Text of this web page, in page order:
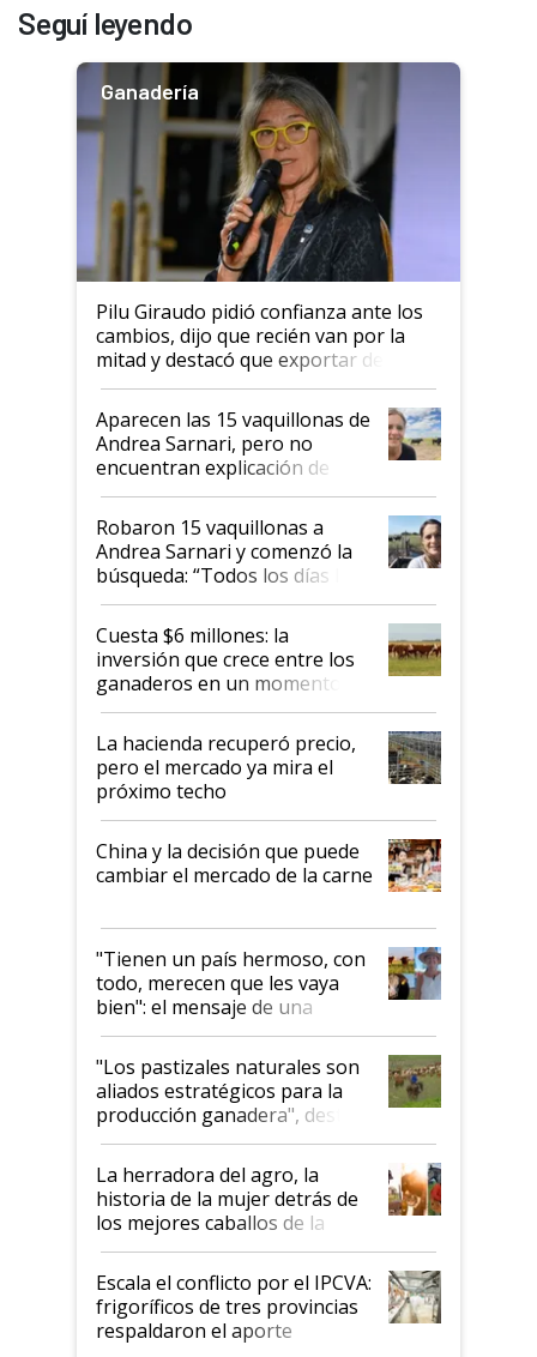
Seguí leyendo
Ganadería
Pilu Giraudo pidió confianza ante los
cambios, dijo que recién van por la
mitad y destacó que exportar dejó de
ser "para unos pocos": "Tenemos un
mandato muy claro del gobierno
nacional"
Aparecen las 15 vaquillonas de
Andrea Sarnari, pero no
encuentran explicación de
cómo llegaron allí
Robaron 15 vaquillonas a
Andrea Sarnari y comenzó la
búsqueda: “Todos los días le
toca a algún productor”
Cuesta $6 millones: la
inversión que crece entre los
ganaderos en un momento
histórico para la actividad
La hacienda recuperó precio,
pero el mercado ya mira el
próximo techo
China y la decisión que puede
cambiar el mercado de la carne
"Tienen un país hermoso, con
todo, merecen que les vaya
bien": el mensaje de una
ganadera uruguaya sobre las
oportunidades que se abren
para el agro en Argentina, con
foco en la carne
"Los pastizales naturales son
aliados estratégicos para la
producción ganadera", destaca
la iniciativa que ya reúne a 46
establecimientos en Argentina
La herradora del agro, la
historia de la mujer detrás de
los mejores caballos de la
Argentina y los mitos que
todavía hacen sufrir a estos
animales: "Mientras me
descalificaban, yo seguí
haciendo currículum"
Escala el conflicto por el IPCVA:
frigoríficos de tres provincias
respaldaron el aporte